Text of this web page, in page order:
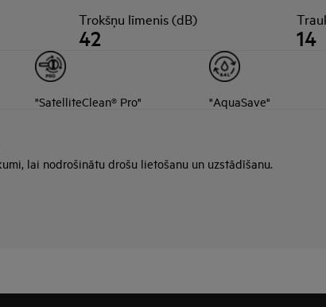
Trokšņu līmenis (dB)
42 14
"SatelliteClean® Pro" "AquaSave"
lai nodrošinātu drošu lietošanu un uzstādīšanu.